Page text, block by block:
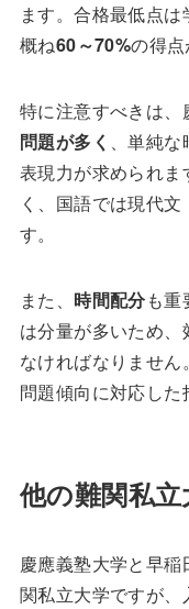
ます。合格最低点は
概ね60～70%の得点
特に注意すべきは、
問題が多く 、単純
表現力が求められ
く、国語では現代
す。
また、 時間配分も重
は分量が多いため
なければなりませ
問題傾向に対応した
他の難関私
慶應義塾大学と早
関私立大学ですが、